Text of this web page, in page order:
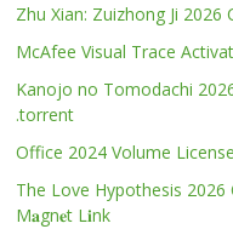
Zhu Xian: Zuizhong Ji 2026
McAfee Visual Trace
Kanojo no Tomodachi
.torrent
Office 2024 Volume
The Love Hypothesis 2026
M𝐚gn𝐞t L𝐢nk